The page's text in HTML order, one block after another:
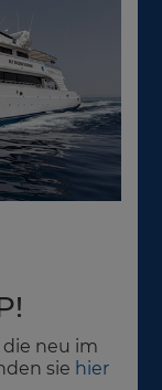
die neu im
sie hier